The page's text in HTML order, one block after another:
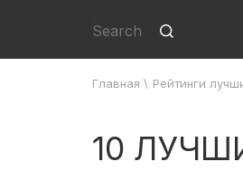
Главная \ Рейтинги
10